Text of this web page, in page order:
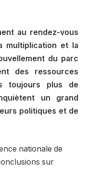
au rendez-vous
multiplication et la
du parc
des ressources
toujours plus de
un grand
politiques et de
nationale de
sur